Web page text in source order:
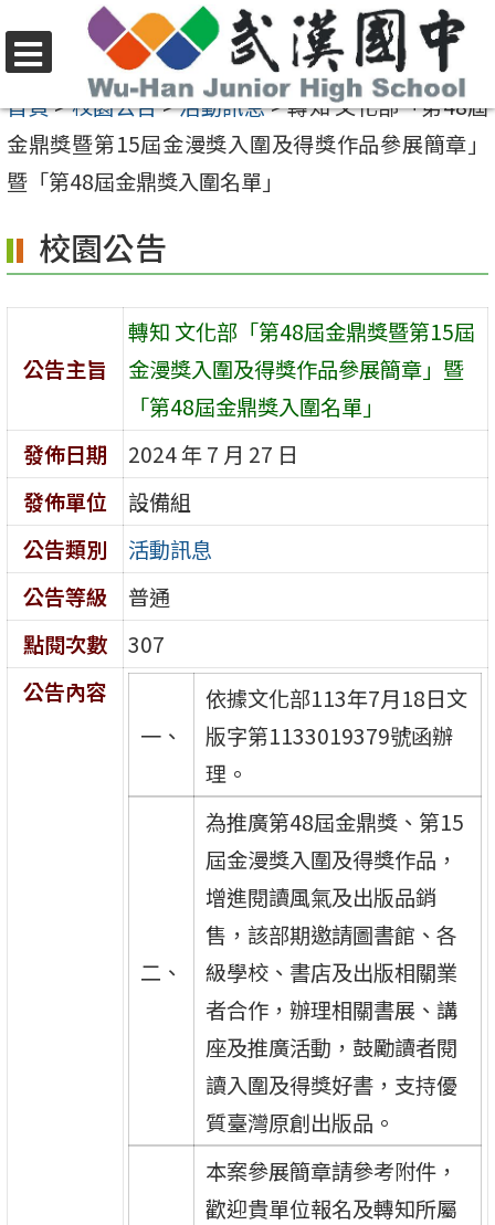
至
要
內
區
選
單
首頁>校園公告>活動訊息>轉知 文化部「第48屆
金鼎獎暨第15屆金漫獎入圍及得獎作品參展簡章」
暨「第48屆金鼎獎入圍名單」
校園公告
公告主旨
轉知 文化部「第48屆金鼎獎暨第15屆
金漫獎入圍及得獎作品參展簡章」暨
「第48屆金鼎獎入圍名單」
發佈日期
2024 年 7 月 27 日
發佈單位
設備組
公告類別
活動訊息
公告等級
普通
點閱次數
307
公告內容
一、
依據文化部113年7月18日文
版字第1133019379號函辦
理。
二、
為推廣第48屆金鼎獎、第15
屆金漫獎入圍及得獎作品，
增進閱讀風氣及出版品銷
售，該部期邀請圖書館、各
級學校、書店及出版相關業
者合作，辦理相關書展、講
座及推廣活動，鼓勵讀者閱
讀入圍及得獎好書，支持優
質臺灣原創出版品。
本案參展簡章請參考附件，
歡迎貴單位報名及轉知所屬